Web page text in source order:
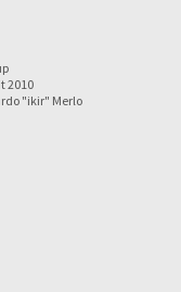
2010
"ikir" Merlo